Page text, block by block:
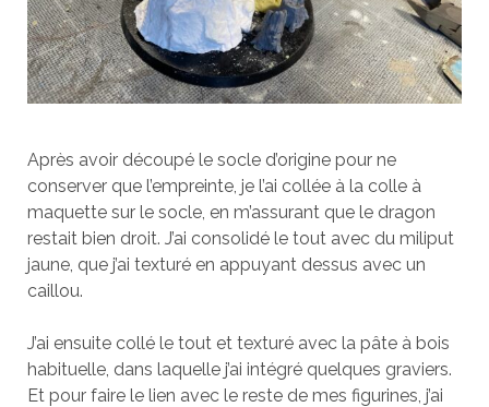
Après avoir découpé le socle d’origine pour ne
conserver que l’empreinte, je l’ai collée à la colle à
maquette sur le socle, en m’assurant que le dragon
restait bien droit. J’ai consolidé le tout avec du miliput
jaune, que j’ai texturé en appuyant dessus avec un
caillou.
J’ai ensuite collé le tout et texturé avec la pâte à bois
habituelle, dans laquelle j’ai intégré quelques graviers.
Et pour faire le lien avec le reste de mes figurines, j’ai